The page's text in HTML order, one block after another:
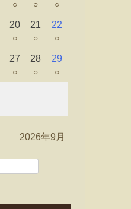
○ ○ ○
20
○
21
○
22
○
27
○
28
○
29
○
2026年9月